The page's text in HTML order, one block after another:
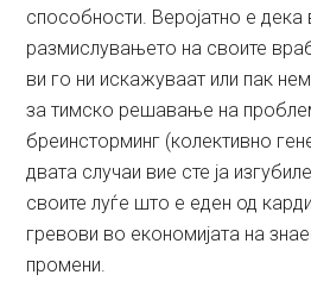
способности. Веројатно е дека
размислувањето на своите
ви го ни искажуваат или пак
за тимско решавање на
бреинсторминг (колективно
двата случаи вие сте ја
своите луѓе што е еден од
гревови во економијата на
промени.